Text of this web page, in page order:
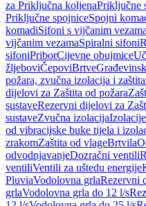
za Priključna koljenaPriključne
Priključne spojniceSpojni
komadiSifoni s vijčanim vezama
vijčanim vezamaSpiralni sifoni
sifoniPriborCijevne obujmice
žljeboviČepoviBrtve
požara, zvučna izolacija i
dijelovi za Zaštita od požara
sustaveRezervni dijelovi za
sustaveZvučna izolacija
od vibracijske buke tijela i
zrakomZaštita od vlageBrtvila
odvodnjavanjeDozračni ventili
ventiliVentili za uštedu energije
PluviaVodolovna grlaRezervni
grlaVodolovna grla do 12 l/s